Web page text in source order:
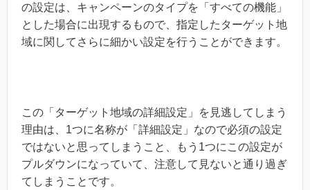
の設定は、キャンペーンのタイプを「すべての機能」
とした場合に出現するもので、指定したターゲット地
域に関してさらに細かい設定を行うことができます。
この「ターゲット地域の詳細設定」を見逃してしまう
理由は、1つに名称が「詳細設定」なので必須の設定
ではないと思ってしまうこと、もう1つにこの設定が
プルダウンになっていて、注意して見ないと通り過ぎ
てしまうことです。